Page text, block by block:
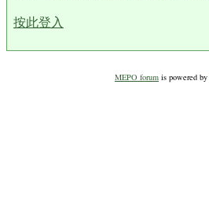
按此登入
MEPO forum is powered by